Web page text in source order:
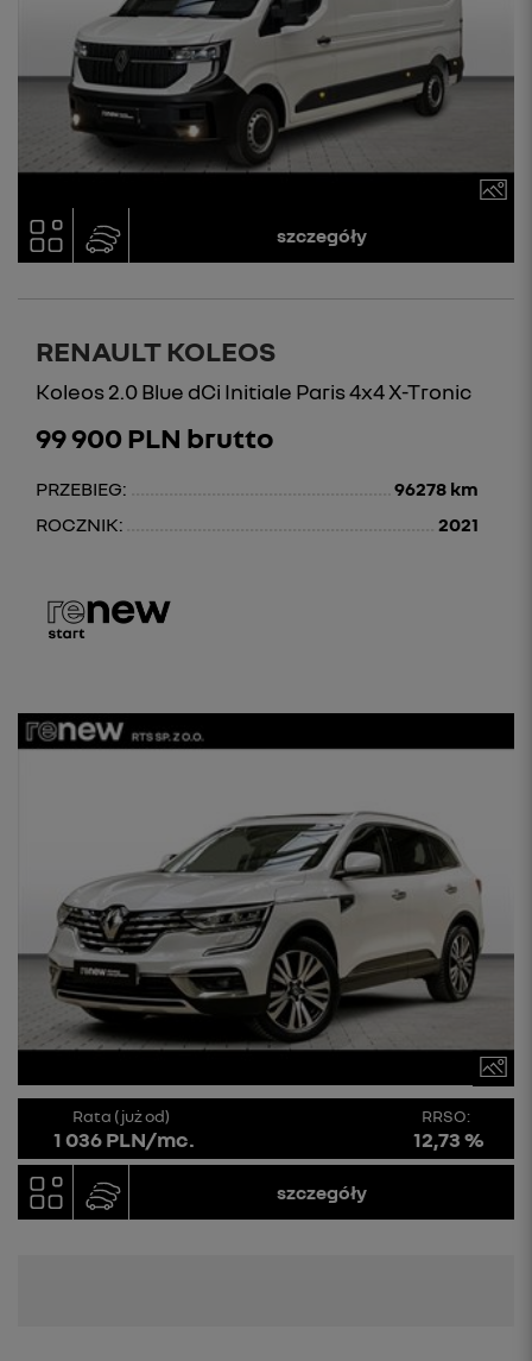
szczegóły
RENAULT KOLEOS
Koleos 2.0 Blue dCi Initiale Paris 4x4 X-Tronic
99 900 PLN brutto
PRZEBIEG:
96278 km
ROCZNIK:
2021
Rata (już od)
1 036 PLN/mc.
RRSO:
12,73 %
szczegóły